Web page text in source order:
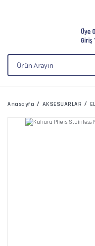
Üye
Giriş
Anasayfa AKSESUARLAR